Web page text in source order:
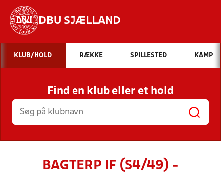
DBU SJÆLLAND
Hvad vil du søge efter?
INDHOLD OG NYHEDER
STILLINGER, RESULTATER, KLUBBER OG
HOLD
KLUB/HOLD RÆKKE SPILLESTED KAMP
Find en klub eller et hold
BAGTERP IF (S4/49) -